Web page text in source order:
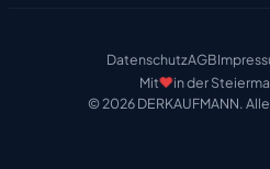
Mit❤️in der
DatenschutzAGB
© 2026 DERKAUFMANN.